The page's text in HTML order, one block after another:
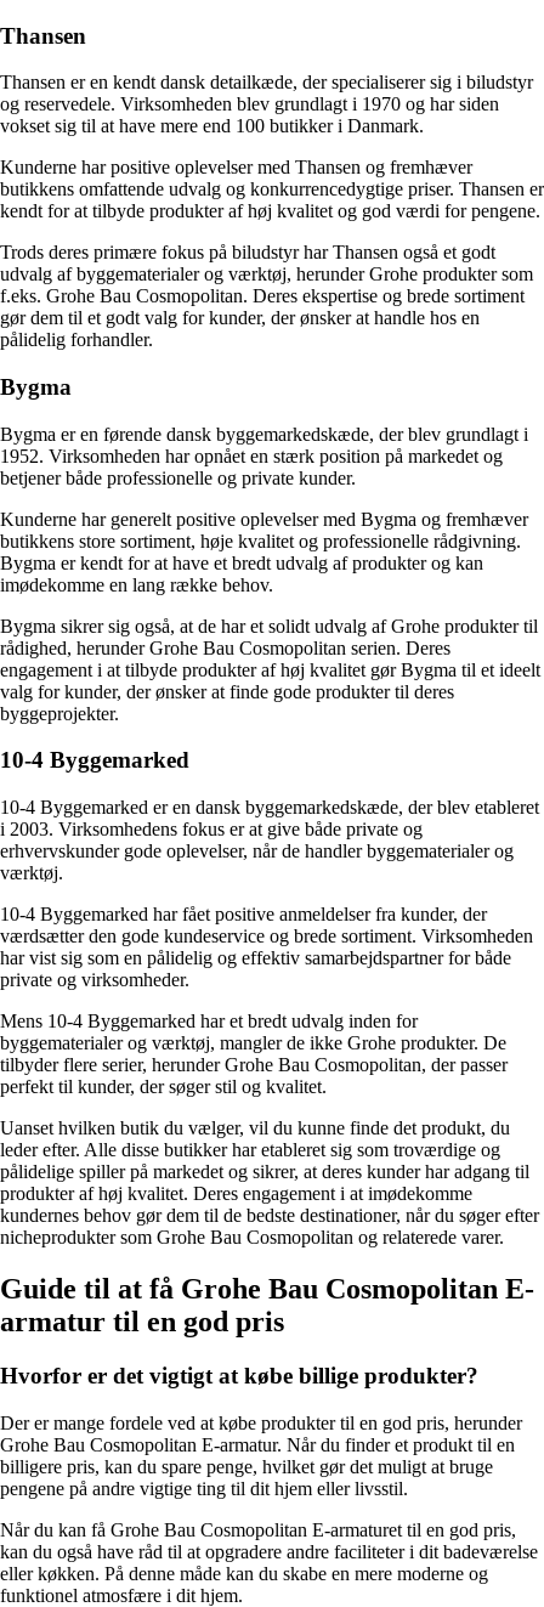
Thansen
Thansen er en kendt dansk detailkæde, der specialiserer sig i biludstyr
og reservedele. Virksomheden blev grundlagt i 1970 og har siden
vokset sig til at have mere end 100 butikker i Danmark.
Kunderne har positive oplevelser med Thansen og fremhæver
butikkens omfattende udvalg og konkurrencedygtige priser. Thansen er
kendt for at tilbyde produkter af høj kvalitet og god værdi for pengene.
Trods deres primære fokus på biludstyr har Thansen også et godt
udvalg af byggematerialer og værktøj, herunder Grohe produkter som
f.eks. Grohe Bau Cosmopolitan. Deres ekspertise og brede sortiment
gør dem til et godt valg for kunder, der ønsker at handle hos en
pålidelig forhandler.
Bygma
Bygma er en førende dansk byggemarkedskæde, der blev grundlagt i
1952. Virksomheden har opnået en stærk position på markedet og
betjener både professionelle og private kunder.
Kunderne har generelt positive oplevelser med Bygma og fremhæver
butikkens store sortiment, høje kvalitet og professionelle rådgivning.
Bygma er kendt for at have et bredt udvalg af produkter og kan
imødekomme en lang række behov.
Bygma sikrer sig også, at de har et solidt udvalg af Grohe produkter til
rådighed, herunder Grohe Bau Cosmopolitan serien. Deres
engagement i at tilbyde produkter af høj kvalitet gør Bygma til et ideelt
valg for kunder, der ønsker at finde gode produkter til deres
byggeprojekter.
10-4 Byggemarked
10-4 Byggemarked er en dansk byggemarkedskæde, der blev etableret
i 2003. Virksomhedens fokus er at give både private og
erhvervskunder gode oplevelser, når de handler byggematerialer og
værktøj.
10-4 Byggemarked har fået positive anmeldelser fra kunder, der
værdsætter den gode kundeservice og brede sortiment. Virksomheden
har vist sig som en pålidelig og effektiv samarbejdspartner for både
private og virksomheder.
Mens 10-4 Byggemarked har et bredt udvalg inden for
byggematerialer og værktøj, mangler de ikke Grohe produkter. De
tilbyder flere serier, herunder Grohe Bau Cosmopolitan, der passer
perfekt til kunder, der søger stil og kvalitet.
Uanset hvilken butik du vælger, vil du kunne finde det produkt, du
leder efter. Alle disse butikker har etableret sig som troværdige og
pålidelige spiller på markedet og sikrer, at deres kunder har adgang til
produkter af høj kvalitet. Deres engagement i at imødekomme
kundernes behov gør dem til de bedste destinationer, når du søger efter
nicheprodukter som Grohe Bau Cosmopolitan og relaterede varer.
Guide til at få Grohe Bau Cosmopolitan E-
armatur til en god pris
Hvorfor er det vigtigt at købe billige produkter?
Der er mange fordele ved at købe produkter til en god pris, herunder
Grohe Bau Cosmopolitan E-armatur. Når du finder et produkt til en
billigere pris, kan du spare penge, hvilket gør det muligt at bruge
pengene på andre vigtige ting til dit hjem eller livsstil.
Når du kan få Grohe Bau Cosmopolitan E-armaturet til en god pris,
kan du også have råd til at opgradere andre faciliteter i dit badeværelse
eller køkken. På denne måde kan du skabe en mere moderne og
funktionel atmosfære i dit hjem.